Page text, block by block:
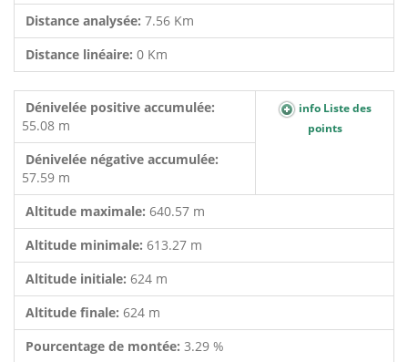
Distance analysée: 7.56 Km
Distance linéaire: 0 Km
Dénivelée positive accumulée:
55.08 m
info Liste des
points
Dénivelée négative accumulée:
57.59 m
Altitude maximale: 640.57 m
Altitude minimale: 613.27 m
Altitude initiale: 624 m
Altitude finale: 624 m
Pourcentage de montée: 3.29 %